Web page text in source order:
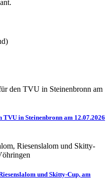
in Steinenbronn am 12.07.2026
und Skitty-Cup, am